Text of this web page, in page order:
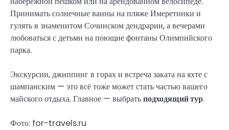
Принимать солнечные ванны на пляже Имеретинки и
гулять в знаменитом Сочинском дендрарии, а вечерами
любоваться с детьми на поющие фонтаны Олимпийского
парка.
Экскурсии, джиппинг в горах и встреча заката на яхте с
шампанским — это всё тоже может стать частью вашего
майского отдыха. Главное — выбратьподходящий тур.
Фото: for-travels.ru